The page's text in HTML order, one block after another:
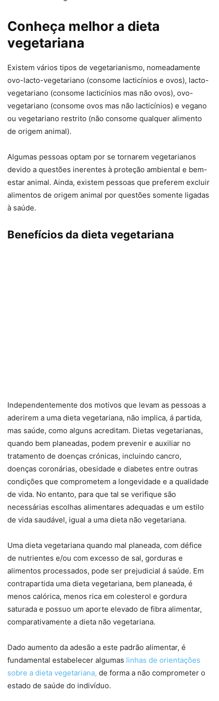
Conheça melhor a dieta
vegetariana
Existem vários tipos de vegetarianismo, nomeadamente
ovo-lacto-vegetariano (consome lacticínios e ovos), lacto-
vegetariano (consome lacticínios mas não ovos), ovo-
vegetariano (consome ovos mas não lacticínios) e vegano
ou vegetariano restrito (não consome qualquer alimento
de origem animal).
Algumas pessoas optam por se tornarem vegetarianos
devido a questões inerentes à proteção ambiental e bem-
estar animal. Ainda, existem pessoas que preferem excluir
alimentos de origem animal por questões somente ligadas
à saúde.
Benefícios da dieta vegetariana
Independentemente dos motivos que levam as pessoas a
aderirem a uma dieta vegetariana, não implica, á partida,
mas saúde, como alguns acreditam. Dietas vegetarianas,
quando bem planeadas, podem prevenir e auxiliar no
tratamento de doenças crónicas, incluindo cancro,
doenças coronárias, obesidade e diabetes entre outras
condições que comprometem a longevidade e a qualidade
de vida. No entanto, para que tal se verifique são
necessárias escolhas alimentares adequadas e um estilo
de vida saudável, igual a uma dieta não vegetariana.
Uma dieta vegetariana quando mal planeada, com défice
de nutrientes e/ou com excesso de sal, gorduras e
alimentos processados, pode ser prejudicial á saúde. Em
contrapartida uma dieta vegetariana, bem planeada, é
menos calórica, menos rica em colesterol e gordura
saturada e possuo um aporte elevado de fibra alimentar,
comparativamente a dieta não vegetariana.
Dado aumento da adesão a este padrão alimentar, é
fundamental estabelecer algumas linhas de orientações
sobre a dieta vegetariana, de forma a não comprometer o
estado de saúde do indivíduo.